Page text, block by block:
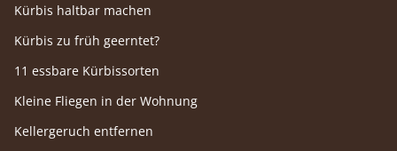
Kürbis haltbar machen
Kürbis zu früh geerntet?
11 essbare Kürbissorten
Kleine Fliegen in der Wohnung
Kellergeruch entfernen